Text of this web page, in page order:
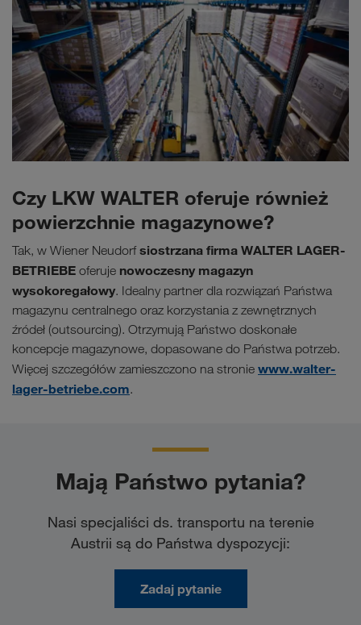
Czy LKW WALTER oferuje również
powierzchnie magazynowe?
Tak, w Wiener Neudorfsiostrzana firma WALTER LAGER-
BETRIEBE oferuje nowoczesny magazyn
wysokoregałowy. Idealny partner dla rozwiązań Państwa
magazynu centralnego oraz korzystania z zewnętrznych
źródeł (outsourcing). Otrzymują Państwo doskonałe
koncepcje magazynowe, dopasowane do Państwa potrzeb.
Więcej szczegółów zamieszczono na stronie www.walter-
lager-betriebe.com.
Mają Państwo pytania?
Nasi specjaliści ds. transportu na terenie
Austrii są do Państwa dyspozycji:
Zadaj pytanie